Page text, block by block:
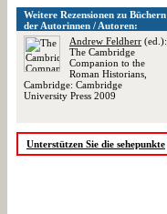
Weitere Rezensionen zu Büchern
der Autorinnen / Autoren:
Andrew Feldherr (ed.):
The Cambridge
Companion to the
Roman Historians,
Cambridge: Cambridge
University Press 2009
Unterstützen Sie die sehepunkte